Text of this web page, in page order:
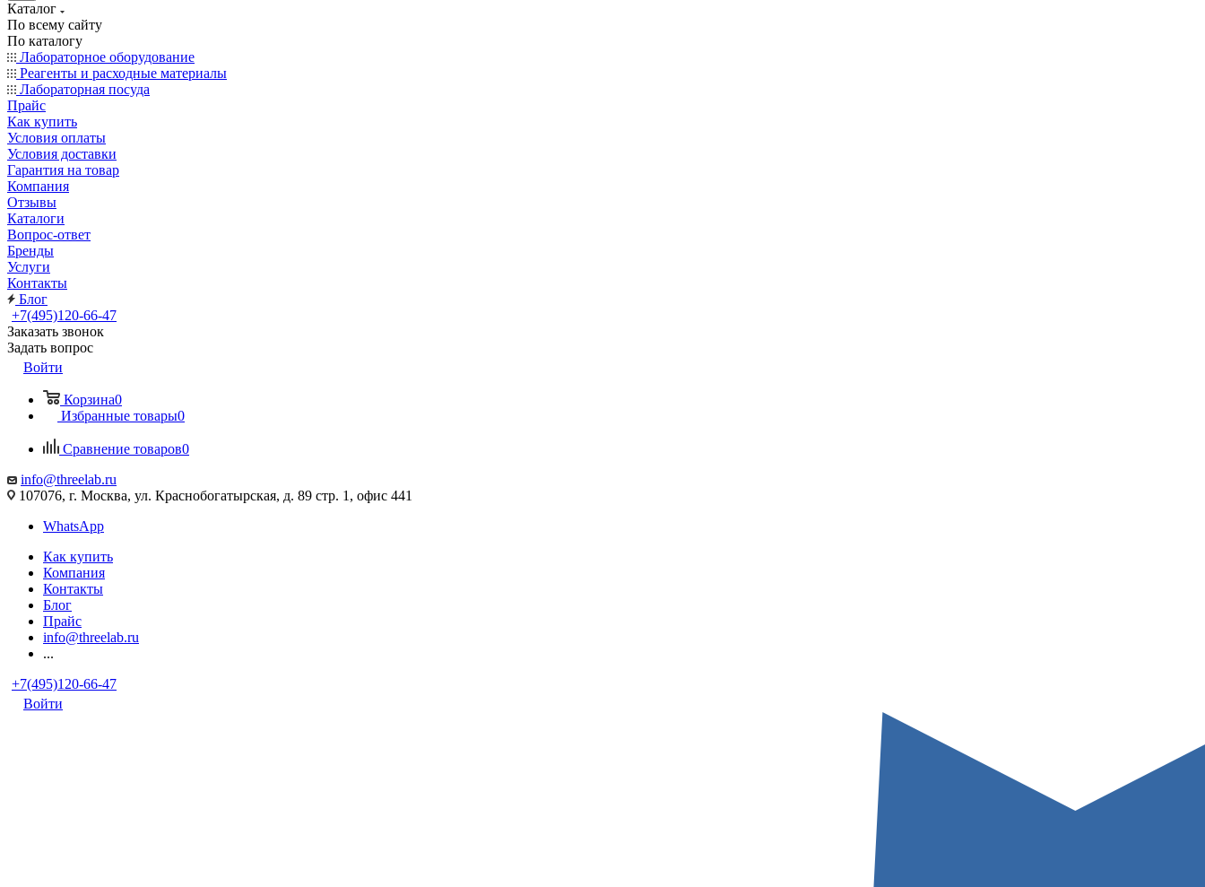
Каталог
По всему сайту
По каталогу
Лабораторное оборудование
Реагенты и расходные материалы
Лабораторная посуда
Прайс
Как купить
Условия оплаты
Условия доставки
Гарантия на товар
Компания
Отзывы
Каталоги
Вопрос-ответ
Бренды
Услуги
Контакты
Блог
+7(495)120-66-47
Заказать звонок
Задать вопрос
Войти
Корзина0
Избранные товары0
Сравнение товаров0
info@threelab.ru
107076, г. Москва, ул. Краснобогатырская, д. 89 стр. 1, офис 441
WhatsApp
Как купить
Компания
Контакты
Блог
Прайс
info@threelab.ru
...
+7(495)120-66-47
Войти